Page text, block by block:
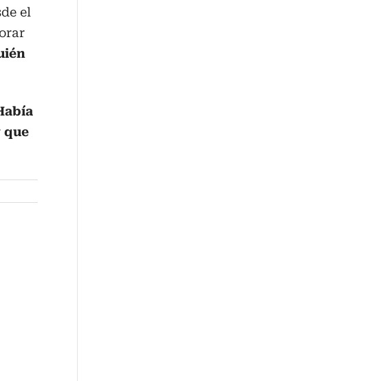
el
que